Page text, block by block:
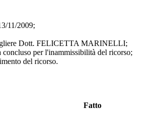
11/2009;
Dott. FELICETTA MARINELLI;
per l'inammissibilità del ricorso;
del ricorso.
Fatto